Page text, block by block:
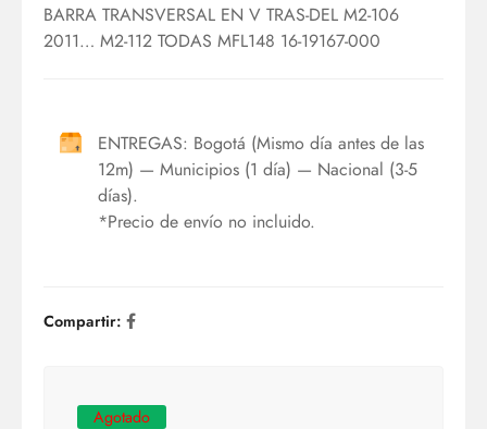
BARRA TRANSVERSAL EN V TRAS-DEL M2-106
2011… M2-112 TODAS MFL148 16-19167-000
ENTREGAS: Bogotá (Mismo día antes de las
12m) — Municipios (1 día) — Nacional (3-5
días).
*Precio de envío no incluido.
Compartir:
Agotado